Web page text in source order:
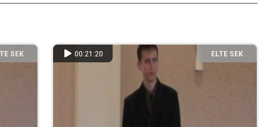
SEK
00:21:20
ELTE SEK